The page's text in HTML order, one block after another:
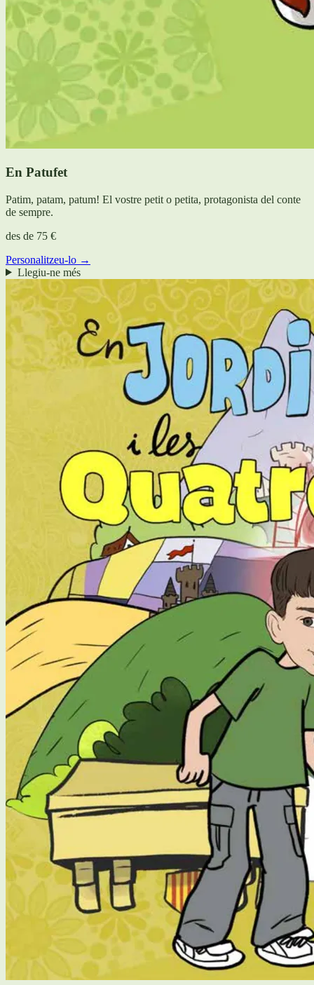
En Patufet
Patim, patam, patum! El vostre petit o petita, protagonista del conte
de sempre.
des de 75 €
Personalitzeu-lo →
Llegiu-ne més